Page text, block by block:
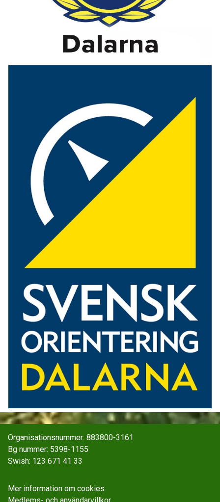
Organisationsnummer: 883800-3161
Bg nummer: 5398-1155
Swish: 123 671 41 33
Mer information om cookies